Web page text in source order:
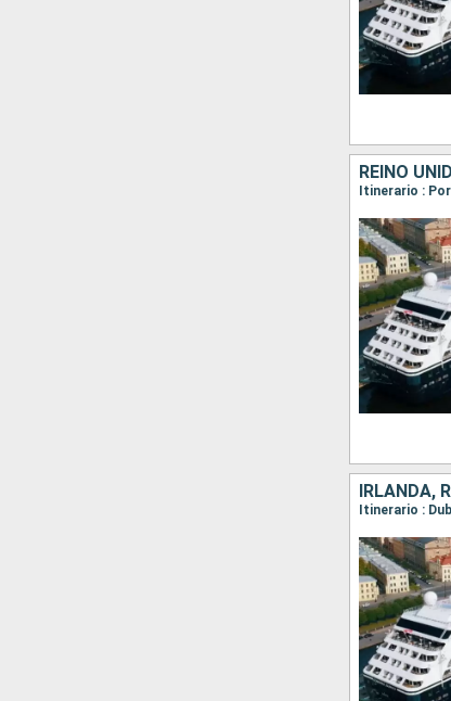
REINO
Itinerario :
IRLANDA,
Itinerario :